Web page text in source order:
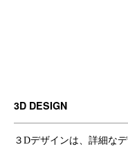
3D DESIGN
３Dデザインは、詳細な